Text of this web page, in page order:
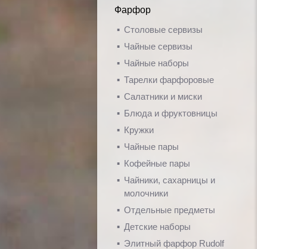
Фарфор
Столовые сервизы
Чайные сервизы
Чайные наборы
Тарелки фарфоровые
Салатники и миски
Блюда и фруктовницы
Кружки
Чайные пары
Кофейные пары
Чайники, сахарницы и
молочники
Отдельные предметы
Детские наборы
Элитный фарфор Rudolf